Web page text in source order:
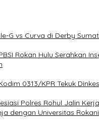
G vs Curva di Derby
Rokan Hulu Serahkan
0313/KPR Tekuk
Polres Rohul Jalin
dengan Universitas